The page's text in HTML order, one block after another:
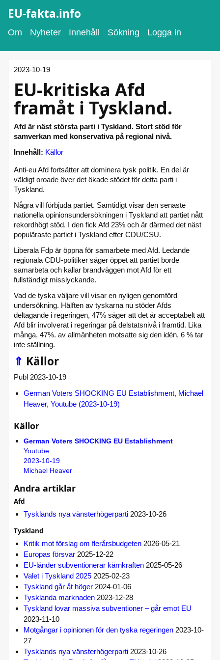
EU-fakta.info
Om Nyheter Innehåll Sökning Logga in
2023-10-19
EU-kritiska Afd
framåt i Tyskland.
Afd är näst största parti i Tyskland. Stort stöd för
samverkan med konservativa på regional nivå.
Innehåll: Källor
Anti-eu Afd fortsätter att dominera tysk politik. En del är
väldigt oroade över det ökade stödet för detta parti i
Tyskland.
Några vill förbjuda partiet. Samtidigt visar den senaste
nationella opinionsundersökningen i Tyskland att partiet nått
rekordhögt stöd. I den fick Afd 23% och är därmed det näst
populäraste partiet i Tyskland efter CDU/CSU.
Liberala Fdp är öppna för samarbete med Afd. Ledande
regionala CDU-politiker säger öppet att partiet borde
samarbeta och kallar brandväggen mot Afd för ett
fullständigt misslyckande.
Vad de tyska väljare vill visar en nyligen genomförd
undersökning. Hälften av tyskarna nu stöder Afds
deltagande i regeringen, 47% säger att det är acceptabelt att
Afd blir involverat i regeringar på delstatsnivå i framtid. Lika
många, 47%. av allmänheten motsatte sig den idén, 6 % tar
inte ställning.
⇑ Källor
Publ 2023-10-19
German Voters SHOCKING EU Establishment, Michael
Heaver, Youtube (2023-10-19)
Källor
German Voters SHOCKING EU Establishment
Youtube
2023-10-19
Michael Heaver
Andra artiklar
Afd
Tysklands nya vänsterhögerparti 2023-10-26
Tyskland
Kritik mot förslag om flerårsbudgeten 2026-05-21
Europas försvar 2025-12-22
EU-länder subventionerar kärnkraften 2025-05-26
Valet i Tyskland 2025 2025-02-23
Tyskland går åt höger 2024-01-06
Tysklanda marknaden 2023-12-28
Tyskland lovar massiva subventioner – går emot EU
2023-11-10
Motgångar i opinionen för den tyska regeringen 2023-10-
27
Tysklands nya vänsterhögerparti 2023-10-26